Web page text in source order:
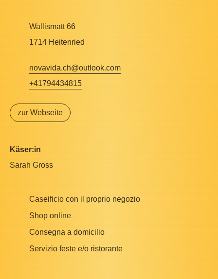
Wallismatt 66
1714 Heitenried
novavida.ch@outlook.com
+41794434815
zur Webseite
Käser:in
Sarah Gross
Caseificio con il proprio negozio
Shop online
Consegna a domicilio
Servizio feste e/o ristorante